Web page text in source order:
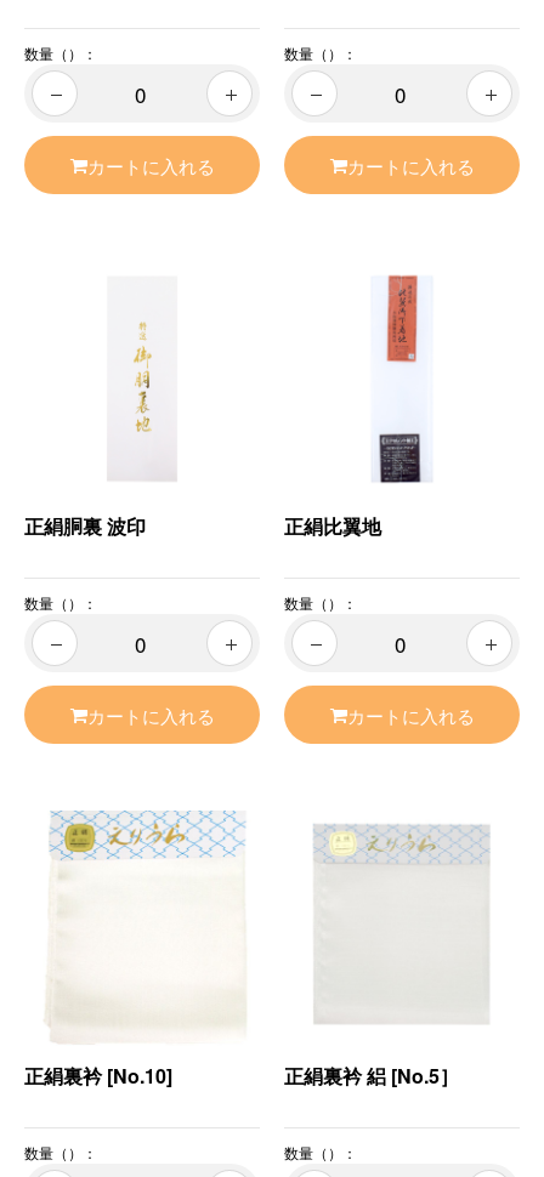
数量（）：
カートに入れる
数量（）：
カートに入れる
正絹胴裏 波印
数量（）：
カートに入れる
正絹比翼地
数量（）：
カートに入れる
正絹裏衿 [No.10]
数量（）：
正絹裏衿 絽 [No.5］
数量（）：